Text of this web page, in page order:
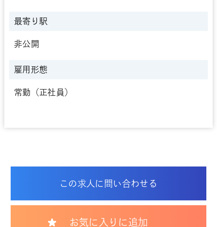
最寄り駅
非公開
雇用形態
常勤（正社員）
この求人に問い合わせる
お気に入りに追加